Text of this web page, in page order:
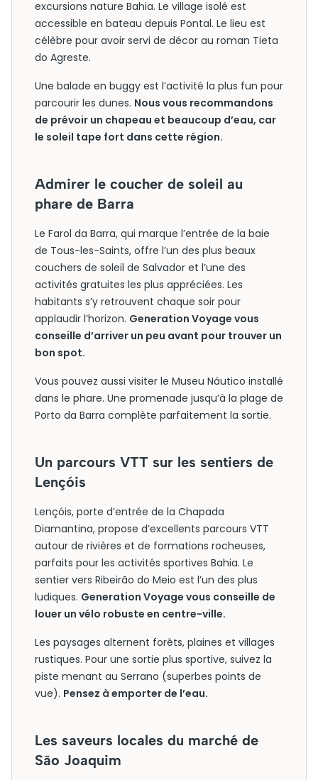
excursions nature Bahia. Le village isolé est
accessible en bateau depuis Pontal. Le lieu est
célèbre pour avoir servi de décor au roman Tieta
do Agreste.
Une balade en buggy est l’activité la plus fun pour
parcourir les dunes. Nous vous recommandons
de prévoir un chapeau et beaucoup d’eau, car
le soleil tape fort dans cette région.
Admirer le coucher de soleil au
phare de Barra
Le Farol da Barra, qui marque l’entrée de la baie
de Tous-les-Saints, offre l’un des plus beaux
couchers de soleil de Salvador et l’une des
activités gratuites les plus appréciées. Les
habitants s’y retrouvent chaque soir pour
applaudir l’horizon. Generation Voyage vous
conseille d’arriver un peu avant pour trouver un
bon spot.
Vous pouvez aussi visiter le Museu Náutico installé
dans le phare. Une promenade jusqu’à la plage de
Porto da Barra complète parfaitement la sortie.
Un parcours VTT sur les sentiers de
Lençóis
Lençóis, porte d’entrée de la Chapada
Diamantina, propose d’excellents parcours VTT
autour de rivières et de formations rocheuses,
parfaits pour les activités sportives Bahia. Le
sentier vers Ribeirão do Meio est l’un des plus
ludiques. Generation Voyage vous conseille de
louer un vélo robuste en centre-ville.
Les paysages alternent forêts, plaines et villages
rustiques. Pour une sortie plus sportive, suivez la
piste menant au Serrano (superbes points de
vue). Pensez à emporter de l’eau.
Les saveurs locales du marché de
São Joaquim